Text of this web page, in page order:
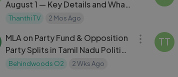
August 1 — Key Details and What
to Expect
Thanthi TV 2 Mos Ago
MLA on Party Fund & Opposition
Party Splits in Tamil Nadu Politics
| பார்ட்டி ஃபண்ட் விவாதம் — MLA
Behindwoods O2 2 Wks Ago
TT